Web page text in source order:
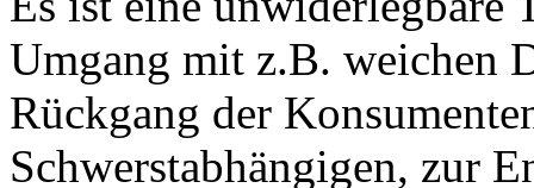
Umgang mit z.B. weichen
Rückgang der
Schwerstabhängigen, zur